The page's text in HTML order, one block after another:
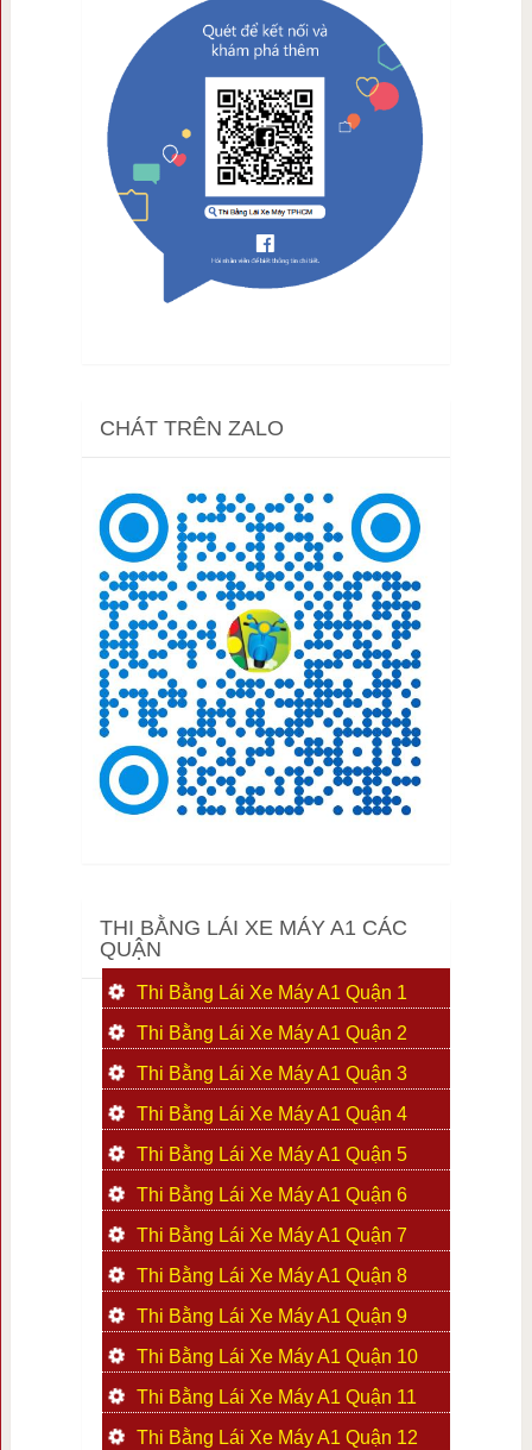
CHÁT TRÊN ZALO
THI BẰNG LÁI XE MÁY A1 CÁC
QUẬN
Thi Bằng Lái Xe Máy A1 Quận 1
Thi Bằng Lái Xe Máy A1 Quận 2
Thi Bằng Lái Xe Máy A1 Quận 3
Thi Bằng Lái Xe Máy A1 Quận 4
Thi Bằng Lái Xe Máy A1 Quận 5
Thi Bằng Lái Xe Máy A1 Quận 6
Thi Bằng Lái Xe Máy A1 Quận 7
Thi Bằng Lái Xe Máy A1 Quận 8
Thi Bằng Lái Xe Máy A1 Quận 9
Thi Bằng Lái Xe Máy A1 Quận 10
Thi Bằng Lái Xe Máy A1 Quận 11
Thi Bằng Lái Xe Máy A1 Quận 12